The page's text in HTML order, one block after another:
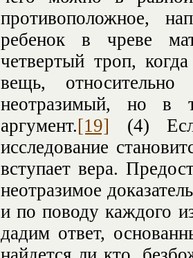
противоположное,
ребенок в чреве
четвертый троп,
вещь,
неотразимый, но в
аргумент.[19] (4)
исследование
вступает вера.
неотразимое
и по поводу каждого
дадим ответ,